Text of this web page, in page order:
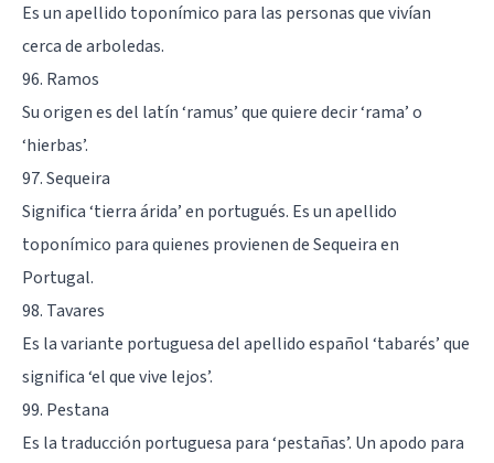
Es un apellido toponímico para las personas que vivían
cerca de arboledas.
96. Ramos
Su origen es del latín ‘ramus’ que quiere decir ‘rama’ o
‘hierbas’.
97. Sequeira
Significa ‘tierra árida’ en portugués. Es un apellido
toponímico para quienes provienen de Sequeira en
Portugal.
98. Tavares
Es la variante portuguesa del apellido español ‘tabarés’ que
significa ‘el que vive lejos’.
99. Pestana
Es la traducción portuguesa para ‘pestañas’. Un apodo para